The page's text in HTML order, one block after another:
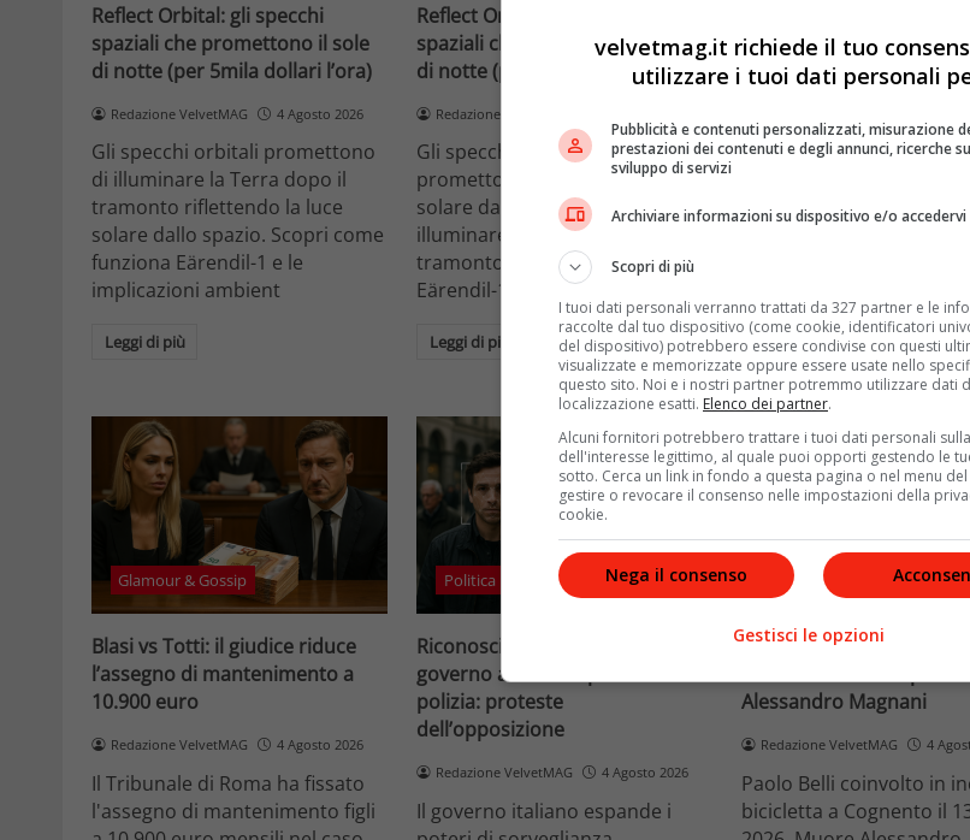
Reflect Orbital: gli specchi
spaziali che promettono il sole
di notte (per 5mila dollari l’ora)
Redazione VelvetMAG 4 Agosto 2026
Gli specchi orbitali promettono
di illuminare la Terra dopo il
tramonto riflettendo la luce
solare dallo spazio. Scopri come
funziona Eärendil-1 e le
implicazioni ambient
Leggi di più
Reflect Orbital: gli specchi
spaziali che promettono il sole
di notte (per 5mila dollari l’ora)
Redazione VelvetMAG
Gli specchi orbitali spaziali
promettono di riflettere la luce
solare dallo spazio per
illuminare la Terra dopo il
tramonto. Scopri come funziona
Eärendil-1 e le implicaz
Leggi di più
amori travolgenti,
autodistruzione e il
rapporto con la paternità
Redazione VelvetMAG 4
70 anni in un'intervista
rapporto con la
Leggi di più
Glamour & Gossip
Blasi vs Totti: il giudice riduce
l’assegno di mantenimento a
10.900 euro
Redazione VelvetMAG 4 Agosto 2026
Il Tribunale di Roma ha fissato
l'assegno di mantenimento figli
Politica
Riconoscimento facciale, il
governo accelera i poteri alla
polizia: proteste
dell’opposizione
Redazione VelvetMAG 4 Agosto 2026
Il governo italiano espande i
News
Paolo Belli, tragico
Alessandro Magnani
Redazione VelvetMAG 4
Paolo Belli coinvolto in
bicicletta a Cognento il
velvetmag.it richiede il tuo
utilizzare i tuoi dati personali
Pubblicità e contenuti personalizzati, misurazione
prestazioni dei contenuti e degli annunci, ricerche
sviluppo di servizi
Archiviare informazioni su dispositivo e/o accedervi
Scopri di più
I tuoi dati personali verranno trattati da 327 partner e le
raccolte dal tuo dispositivo (come cookie, identificatori
del dispositivo) potrebbero essere condivise con questi
visualizzate e memorizzate oppure essere usate nello
questo sito. Noi e i nostri partner potremmo utilizzare dati
localizzazione esatti. Elenco dei partner.
Alcuni fornitori potrebbero trattare i tuoi dati personali
dell'interesse legittimo, al quale puoi opporti gestendo le
sotto. Cerca un link in fondo a questa pagina o nel menu
gestire o revocare il consenso nelle impostazioni della
cookie.
Nega il consenso
Gestisci le opzioni